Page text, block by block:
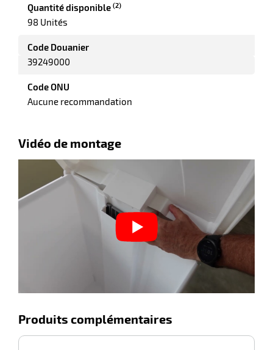
Quantité disponible (2)
98 Unités
Code Douanier
39249000
Code ONU
Aucune recommandation
Vidéo de montage
Produits complémentaires